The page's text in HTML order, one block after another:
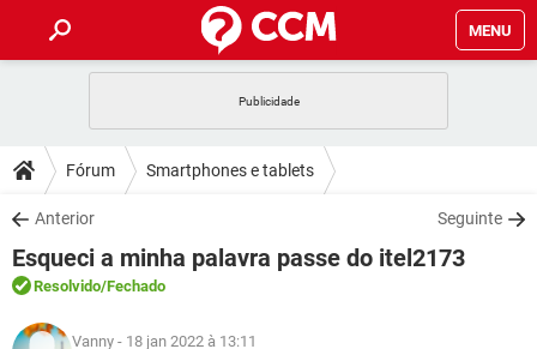
MENU
CELULAR FACEBOOK
OUTLOOK
INSTAGRAM GMAIL
GUIA DE COMPRAS
DICAS
JOGOS WHATSAPP
OUTLOOK
INSTAGRAM
DOWNLOADS
JOGOS WHATSAPP
CELULAR
OUTLOOK
FÓRUM
JOGOS
GLOSSÁRIO
Fórum Smartphones e tablets
Anterior Seguinte
Esqueci a minha palavra passe do itel2173
Resolvido/Fechado
Vanny - 18 jan 2022 à 13:11